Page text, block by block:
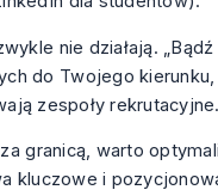
nie działają.
do Twojego
zespoły rekrutacyjne.
granicą, warto
kluczowe i